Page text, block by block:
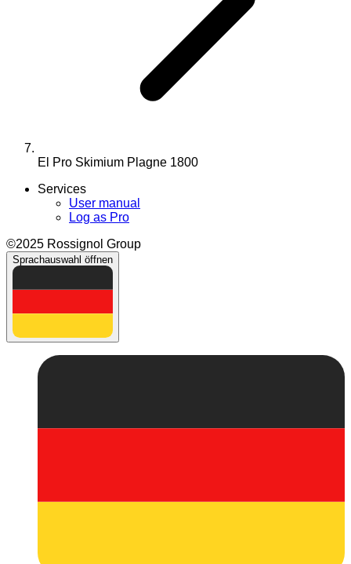
El Pro Skimium Plagne 1800
Services
User manual
Log as Pro
©2025 Rossignol Group
Sprachauswahl öffnen